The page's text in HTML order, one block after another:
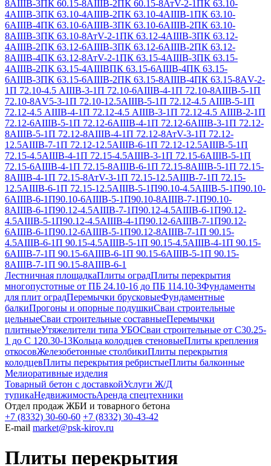
8АIIIВ-3ПК 60.15-8АIIIВ-2ПК 60.15-8АтV-2-1ПК 63.10-
4АIIIВ-3ПК 63.10-4АIIIВ-2ПК 63.10-4АIIIВ-1ПК 63.10-
6АIIIВ-4ПК 63.10-6АIIIВ-3ПК 63.10-6АIIIВ-2ПК 63.10-
8АIIIВ-3ПК 63.10-8АтV-2-1ПК 63.12-4АIIIВ-3ПК 63.12-
4АIIIВ-2ПК 63.12-6АIIIВ-3ПК 63.12-6АIIIВ-2ПК 63.12-
8АIIIВ-4ПК 63.12-8АтV-2-1ПК 63.15-4АIIIВ-3ПК 63.15-
4АIIIВ-2ПК 63.15-4АIIIВПК 63.15-6АIIIВ-4ПК 63.15-
6АIIIВ-3ПК 63.15-6АIIIВ-2ПК 63.15-8АIIIВ-4ПК 63.15-8АV-2-
1П 72.10-4.5 АIIIВ-3-1П 72.10-6АIIIВ-4-1П 72.10-8АIIIВ-5-1П
72.10-8АV5-3-1П 72.10-12.5АIIIВ-5-1П 72.12-4.5 АIIIВ-5-1П
72.12-4.5 АIIIВ-4-1П 72.12-4.5 АIIIВ-3-1П 72.12-4.5 АIIIВ-2-1П
72.12-6АIIIВ-5-1П 72.12-6АIIIВ-4-1П 72.12-6АIIIВ-3-1П 72.12-
8АIIIВ-5-1П 72.12-8АIIIВ-4-1П 72.12-8АтV-3-1П 72.12-
12.5АIIIВ-7-1П 72.12-12.5АIIIВ-6-1П 72.12-12.5АIIIВ-5-1П
72.15-4.5АIIIВ-4-1П 72.15-4.5АIIIВ-3-1П 72.15-6АIIIВ-5-1П
72.15-6АIIIВ-4-1П 72.15-8АIIIВ-6-1П 72.15-8АIIIВ-5-1П 72.15-
8АIIIВ-4-1П 72.15-8АтV-3-1П 72.15-12.5АIIIВ-7-1П 72.15-
12.5АIIIВ-6-1П 72.15-12.5АIIIВ-5-1П90.10-4.5АIIIВ-5-1П90.10-
6АIIIВ-6-1П90.10-6АIIIВ-5-1П90.10-8АIIIВ-7-1П90.10-
8АIIIВ-6-1П90.12-4.5АIIIВ-7-1П90.12-4.5АIIIВ-6-1П90.12-
4.5АIIIВ-5-1П90.12-4.5АIIIВ-4-1П90.12-6АIIIВ-7-1П90.12-
6АIIIВ-6-1П90.12-6АIIIВ-5-1П90.12-8АIIIВ-7-1П 90.15-
4.5АIIIВ-6-1П 90.15-4.5АIIIВ-5-1П 90.15-4.5АIIIВ-4-1П 90.15-
6АIIIВ-7-1П 90.15-6АIIIВ-6-1П 90.15-6АIIIВ-5-1П 90.15-
8АIIIВ-7-1П 90.15-8АIIIВ-6-1
Лестничная площадкаПлиты оградПлиты перекрытия
многопустотные от ПБ 24.10-16 до ПБ 114.10-3Фундаменты
для плит оградПеремычки брусковыеФундаментные
балкиПрогоны и опорные подушкиСваи строительные
цельныеСваи строительные составныеПеремычки
плитныеУтяжелители типа УБОСваи строительные от С30.25-
1 до С 120.30-13Кольца колодцев стеновыеПлиты крепления
откосовЖелезобетонные столбикиПлиты перекрытия
колодцевПлиты перекрытия ребристыеПлиты балконные
Мелиоративные изделия
Товарный бетон с доставкойУслуги Ж/Д
тупикаНедвижимостьАренда спецтехники
Отдел продаж ЖБИ и товарного бетона
+7 (8332) 30-60-60 +7 (8332) 30-43-42
E-mail market@psk-kirov.ru
Плиты перекрытия